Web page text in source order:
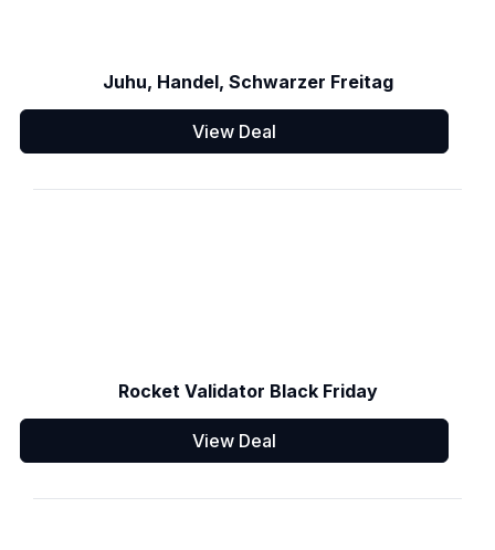
Juhu, Handel, Schwarzer Freitag
View Deal
Rocket Validator Black Friday
View Deal